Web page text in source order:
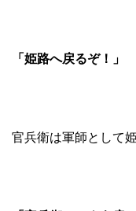
「姫路へ戻るぞ！」
官兵衛は軍師として